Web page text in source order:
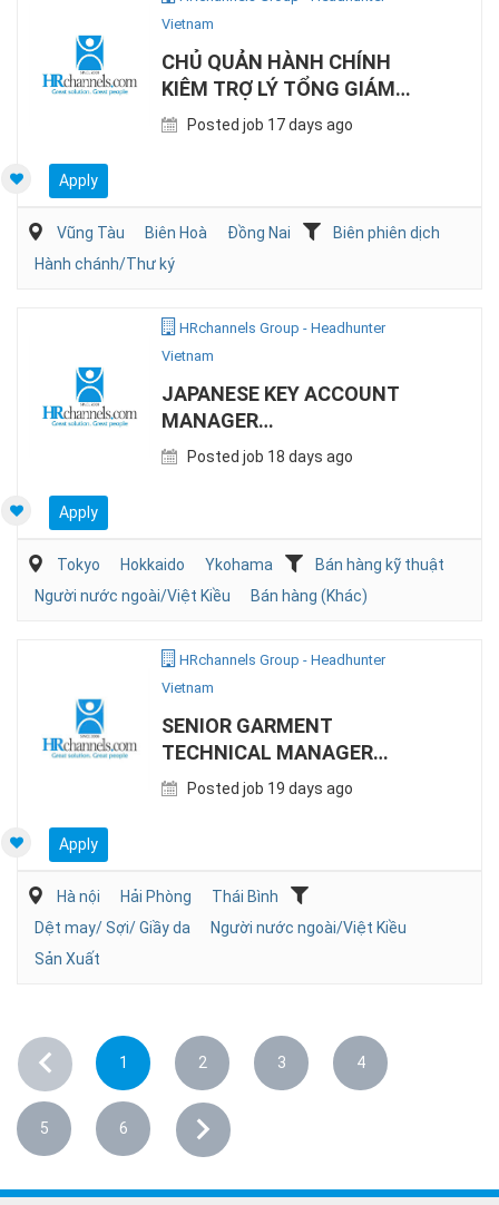
Vietnam
CHỦ QUẢN HÀNH CHÍNH
KIÊM TRỢ LÝ TỔNG GIÁM
ĐỐC (TIẾNG TRUNG)
Posted job 17 days ago
Apply
Vũng Tàu Biên Hoà Đồng Nai
Biên phiên dịch
Hành chánh/Thư ký
HRchannels Group - Headhunter
Vietnam
JAPANESE KEY ACCOUNT
MANAGER
(AUTOMOTIVE/ELECTRONIC)
Posted job 18 days ago
Apply
Tokyo Hokkaido Ykohama
Bán hàng kỹ thuật
Người nước ngoài/Việt Kiều
Bán hàng (Khác)
HRchannels Group - Headhunter
Vietnam
SENIOR GARMENT
TECHNICAL MANAGER
(OPEN FOR LOCALS AND
Posted job 19 days ago
Apply
Hà nội Hải Phòng
Thái Bình
Dệt may/ Sợi/ Giầy da
Người nước ngoài/Việt Kiều
Sản Xuất
1 2 3 4
5 6